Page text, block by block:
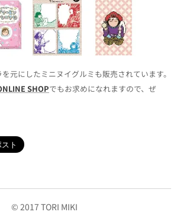
元にしたミニヌイグルミも販売されています。
SHOPでもお求めになれますので、ぜ
© 2017 TORI MIKI